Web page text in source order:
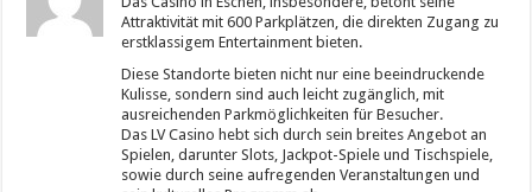
Attraktivität mit 600 Parkplätzen, die direkten Zugang zu
erstklassigem Entertainment bieten​​.
Diese Standorte bieten nicht nur eine beeindruckende
Kulisse, sondern sind auch leicht zugänglich, mit
ausreichenden Parkmöglichkeiten für Besucher​​.
Das LV Casino hebt sich durch sein breites Angebot an
Spielen, darunter Slots, Jackpot-Spiele und Tischspiele,
sowie durch seine aufregenden Veranstaltungen und